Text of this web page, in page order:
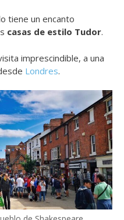
tiene un encanto
casas de estilo Tudor.
imprescindible, a una
Londres.